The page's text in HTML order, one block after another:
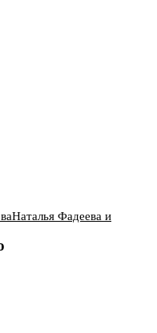
Наталья Фадеева и